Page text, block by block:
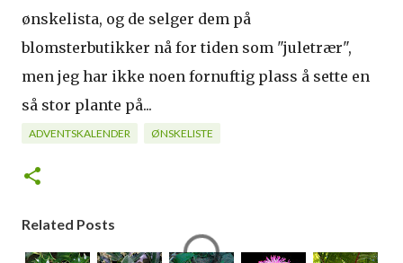
ønskelista, og de selger dem på
blomsterbutikker nå for tiden som "juletrær",
men jeg har ikke noen fornuftig plass å sette en
så stor plante på...
ADVENTSKALENDER ØNSKELISTE
Related Posts